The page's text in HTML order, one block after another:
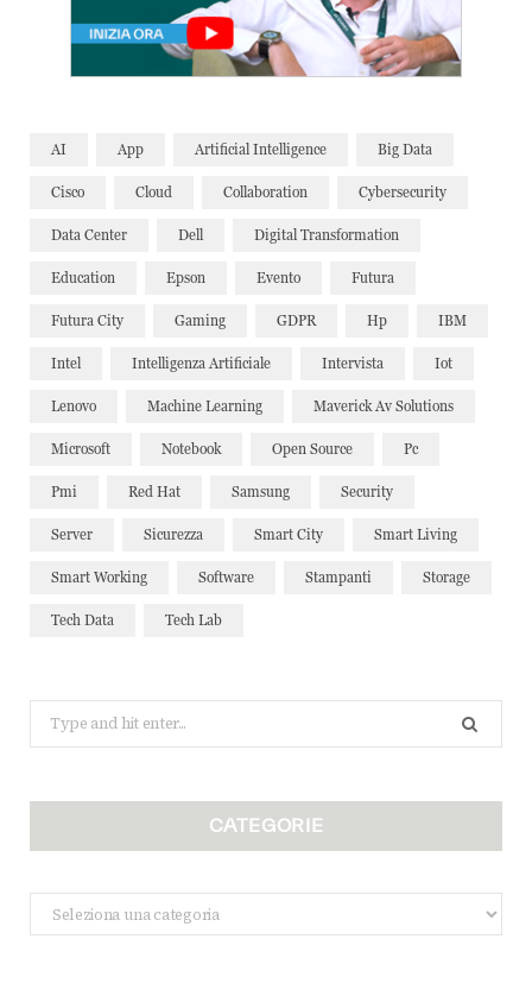
AI App Artificial Intelligence Big Data
Cisco Cloud Collaboration Cybersecurity
Data Center Dell Digital Transformation
Education Epson Evento Futura
Futura City Gaming GDPR Hp IBM
Intel Intelligenza Artificiale Intervista Iot
Lenovo Machine Learning Maverick Av Solutions
Microsoft Notebook Open Source Pc
Pmi Red Hat Samsung Security
Server Sicurezza Smart City Smart Living
Smart Working Software Stampanti Storage
Tech Data Tech Lab
Search
for:
CATEGORIE
Categorie